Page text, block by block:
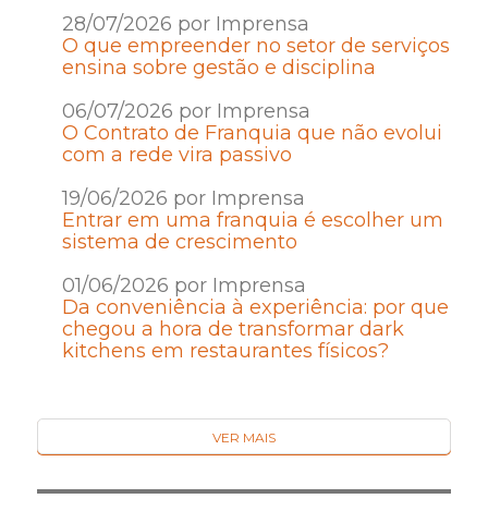
28/07/2026 por Imprensa
O que empreender no setor de serviços
ensina sobre gestão e disciplina
06/07/2026 por Imprensa
O Contrato de Franquia que não evolui
com a rede vira passivo
19/06/2026 por Imprensa
Entrar em uma franquia é escolher um
sistema de crescimento
01/06/2026 por Imprensa
Da conveniência à experiência: por que
chegou a hora de transformar dark
kitchens em restaurantes físicos?
VER MAIS